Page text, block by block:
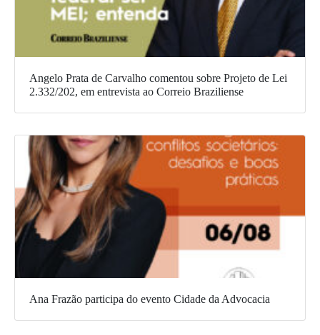
Angelo Prata de Carvalho comentou sobre Projeto de Lei
2.332/202, em entrevista ao Correio Braziliense
Ana Frazão participa do evento Cidade da Advocacia